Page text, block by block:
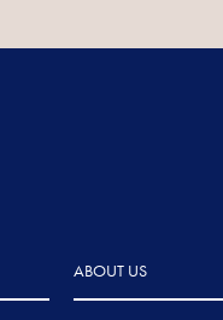
ABOUT US